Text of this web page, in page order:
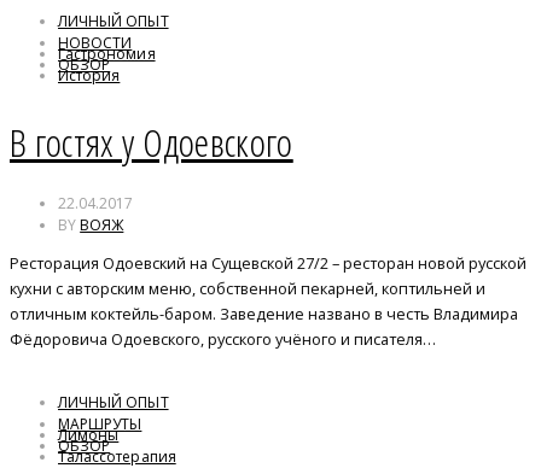
ЛИЧНЫЙ ОПЫТ
НОВОСТИ
ОБЗОР
Гастрономия
История
В гостях у Одоевского
22.04.2017
BYВОЯЖ
Ресторация Одоевский на Сущевской 27/2 – ресторан новой русской
кухни с авторским меню, собственной пекарней, коптильней и
отличным коктейль-баром. Заведение названо в честь Владимира
Фёдоровича Одоевского, русского учёного и писателя…
ЛИЧНЫЙ ОПЫТ
МАРШРУТЫ
ОБЗОР
Лимоны
Талассотерапия